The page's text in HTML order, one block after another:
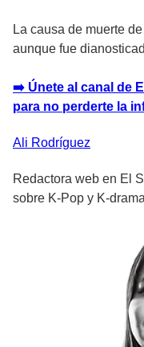
La causa de muerte
aunque fue
➡️ Únete al canal de
para no perderte la
Ali Rodríguez
Redactora web en El
sobre K-Pop y K-